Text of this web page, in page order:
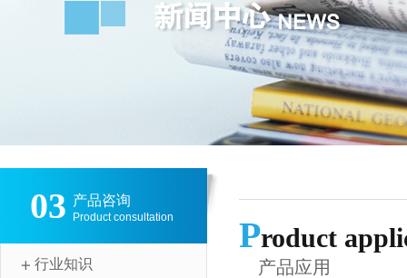
03 产品咨询
Product consultation
行业知识
Product
产品应用